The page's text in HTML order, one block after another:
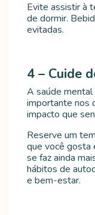
Evite assistir à
de dormir.
evitadas.
4 – Cuide
A saúde mental
importante nos
impacto que
Reserve um
que você gosta
se faz ainda
hábitos de
e bem-estar.